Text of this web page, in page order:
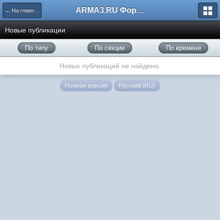
← На главную ARMA3.RU Форум
Новые публикации
По типу По секции По времени
Новых публикаций не найдено.
Полная версия Русский (RU)